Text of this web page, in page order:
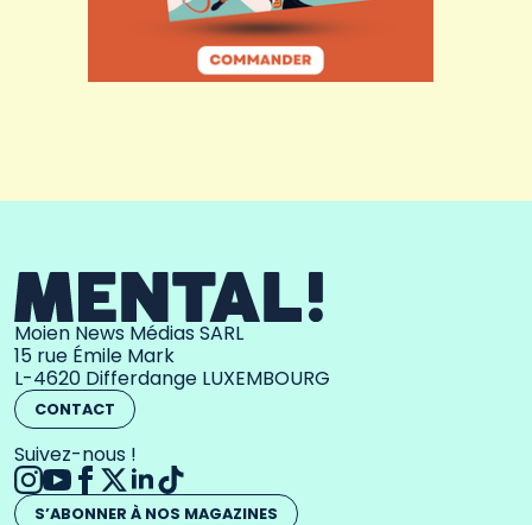
Moien News Médias SARL
15 rue Émile Mark
L-4620 Differdange LUXEMBOURG
CONTACT
Suivez-nous !
S’ABONNER À NOS MAGAZINES